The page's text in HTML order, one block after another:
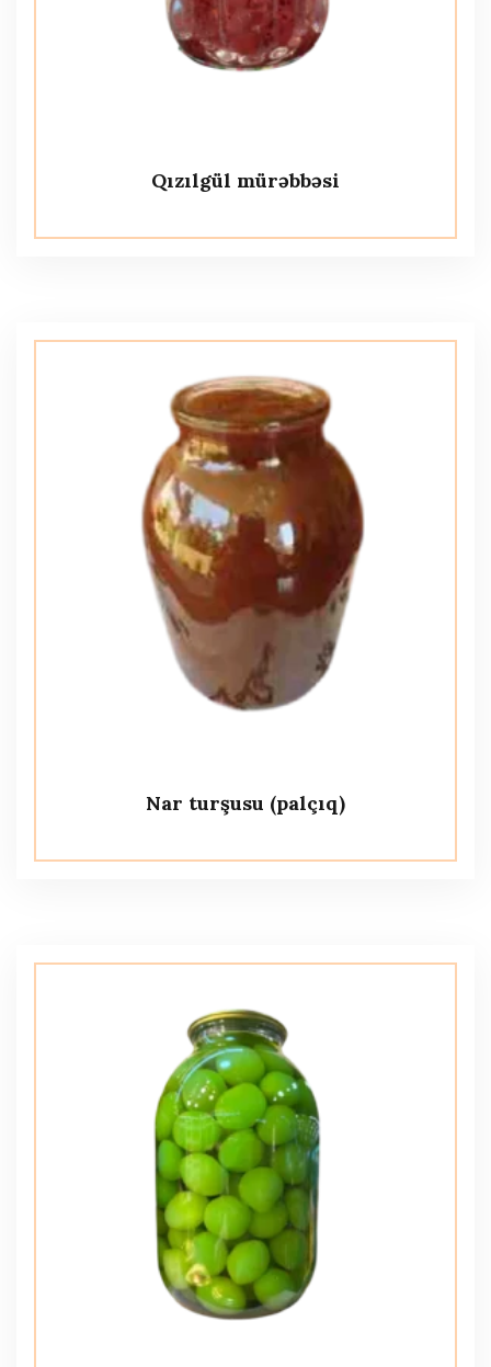
Qızılgül mürəbbəsi
Nar turşusu (palçıq)